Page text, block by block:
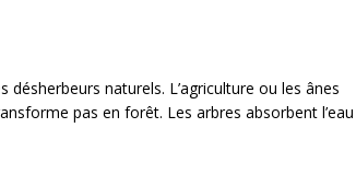
naturels. L’agriculture ou les ânes
pas en forêt. Les arbres absorbent l’eau